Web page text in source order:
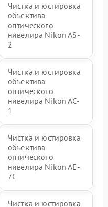
Чистка и юстировка
объектива
оптического
нивелира Nikon AS-
2
Чистка и юстировка
объектива
оптического
нивелира Nikon AC-
1
Чистка и юстировка
объектива
оптического
нивелира Nikon AE-
7C
Чистка и юстировка